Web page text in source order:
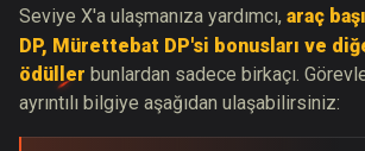
Seviye X'a ulaşmanıza yardımcı, araç
DP, Mürettebat DP'si bonusları ve
ödüller bunlardan sadece birkaçı.
ayrıntılı bilgiye aşağıdan ulaşabilirsiniz: